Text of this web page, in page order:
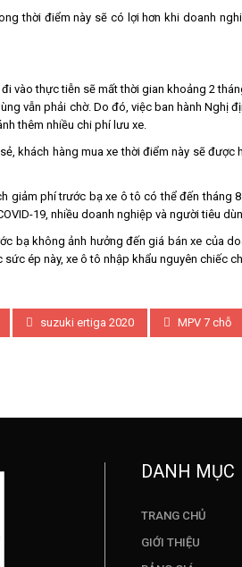
thời điểm này sẽ có lợi hơn khi doanh
vào thực tiễn sẽ mất thời gian khoảng 2
vẫn phải chờ. Do đó, việc ban hành
thêm nhiều chi phí lưu xe.
khách hàng mua xe thời điểm này sẽ
giảm phí trước bạ xe ô tô có thể đến
19, nhiều doanh nghiệp và người tiêu
bạ không ảnh hưởng đến giá bán xe của
ép này, xe ô tô nhập khẩu nguyên chiếc
suzuki ertiga 2020 MPV 7 chỗ
DANH MỤC
TRANG CHỦ
GIỚI THIỆU